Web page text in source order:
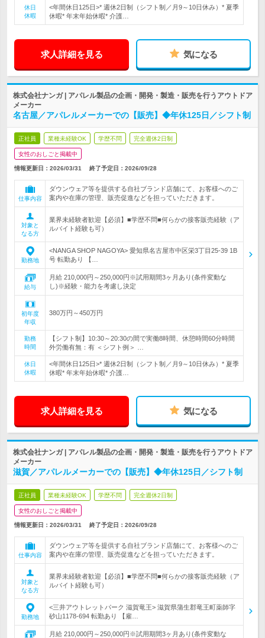
休日
休暇
<年間休日125日>* 週休2日制（シフト制／月9～10日休み）* 夏季
休暇* 年末年始休暇* 介護…
求人詳細を見る 気になる
株式会社ナンガ | アパレル製品の企画・開発・製造・販売を行うアウトドア
メーカー
名古屋／アパレルメーカーでの【販売】◆年休125日／シフト制
正社員 業種未経験OK 学歴不問 完全週休2日制
女性のおしごと掲載中
情報更新日：2026/03/31 終了予定日： 2026/09/28
仕事内容
ダウンウェア等を提供する自社ブランド店舗にて、お客様へのご
案内や在庫の管理、販売促進などを担っていただきます。
対象と
なる方
業界未経験者歓迎【必須】■学歴不問■何らかの接客販売経験（ア
ルバイト経験も可）
勤務地
<NANGA SHOP NAGOYA> 愛知県名古屋市中区栄3丁目25‐39 1B
号 転勤あり 【…
給与
月給 210,000円～250,000円※試用期間3ヶ月あり(条件変動な
し)※経験・能力を考慮し決定
初年度
年収
380万円～450万円
勤務
時間
【シフト制】10:30～20:30の間で実働8時間、休憩時間60分時間
外労働有無：有 ＜シフト例＞ …
休日
休暇
<年間休日125日>* 週休2日制（シフト制／月9～10日休み）* 夏季
休暇* 年末年始休暇* 介護…
求人詳細を見る 気になる
株式会社ナンガ | アパレル製品の企画・開発・製造・販売を行うアウトドア
メーカー
滋賀／アパレルメーカーでの【販売】◆年休125日／シフト制
正社員 業種未経験OK 学歴不問 完全週休2日制
女性のおしごと掲載中
情報更新日：2026/03/31 終了予定日： 2026/09/28
仕事内容
ダウンウェア等を提供する自社ブランド店舗にて、お客様へのご
案内や在庫の管理、販売促進などを担っていただきます。
対象と
なる方
業界未経験者歓迎【必須】■学歴不問■何らかの接客販売経験（ア
ルバイト経験も可）
勤務地
<三井アウトレットパーク 滋賀竜王> 滋賀県蒲生郡竜王町薬師字
砂山1178-694 転勤あり 【雇…
月給 210,000円～250,000円※試用期間3ヶ月あり(条件変動な